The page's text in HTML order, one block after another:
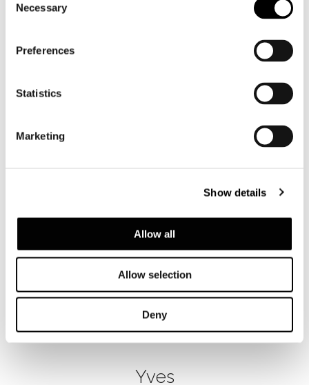
Selection
Necessary
Preferences
Statistics
Marketing
Show details
Allow all
Allow selection
Deny
Yves